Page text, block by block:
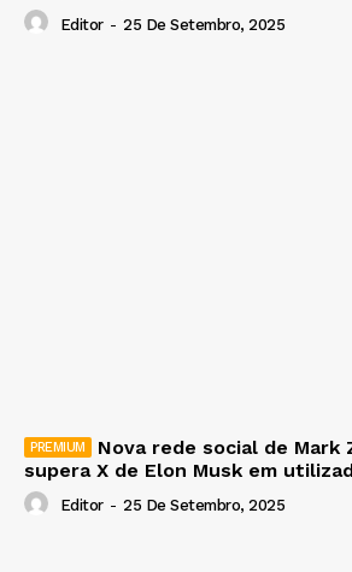
Editor - 25 De Setembro, 2025
Nova rede social de Mark
supera X de Elon Musk em
Editor - 25 De Setembro, 2025